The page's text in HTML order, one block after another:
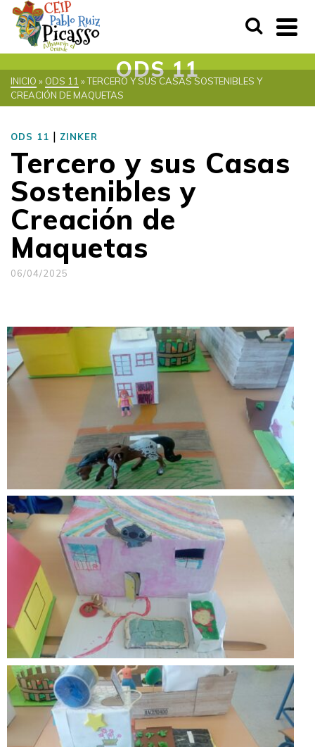
ODS 11
INICIO » ODS 11 »TERCERO Y SUS CASAS SOSTENIBLES Y
CREACIÓN DE MAQUETAS
ODS 11 | ZINKER
Tercero y sus Casas
Sostenibles y
Creación de
Maquetas
06/04/2025